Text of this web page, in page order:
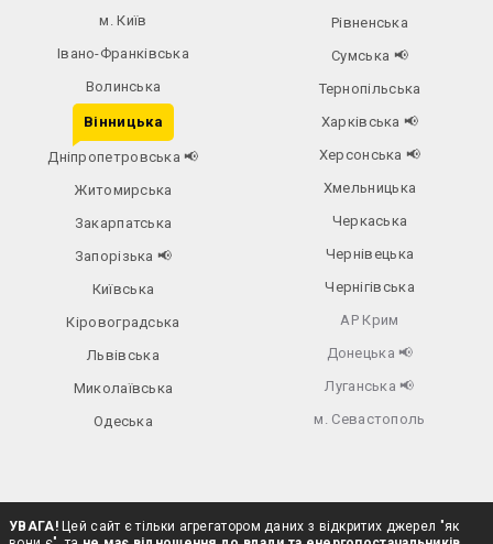
м. Київ
Івано-Франківська
Волинська
Вінницька
Дніпропетровська📢
Житомирська
Закарпатська
Запорізька 📢
Київська
Кіровоградська
Львівська
Миколаївська
Одеська
Рівненська
Сумська 📢
Тернопільська
Харківська 📢
Херсонська 📢
Хмельницька
Черкаська
Чернівецька
Чернігівська
АР Крим
Донецька 📢
Луганська 📢
м. Севастополь
УВАГА!Цей сайт є тільки агрегатором даних з відкритих джерел "як